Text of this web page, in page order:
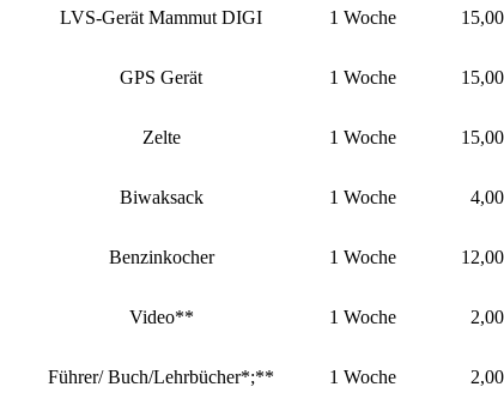
LVS-Gerät Mammut DIGI 1 Woche
GPS Gerät 1 Woche
Zelte 1 Woche
Biwaksack 1 Woche
Benzinkocher 1 Woche
Video** 1 Woche
Führer/ Buch/Lehrbücher*;** 1 Woche